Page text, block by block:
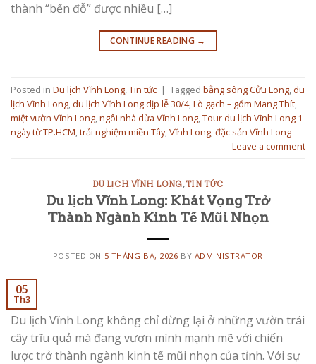
thành “bến đỗ” được nhiều […]
CONTINUE READING →
Posted in Du lịch Vĩnh Long,Tin tức | Tagged bằng sông Cửu Long, du
lịch Vĩnh Long, du lịch Vĩnh Long dịp lễ 30/4,Lò gạch – gốm Mang Thít,
miệt vườn Vĩnh Long,ngôi nhà dừa Vĩnh Long,Tour du lịch Vĩnh Long 1
ngày từ TP.HCM,trải nghiệm miền Tây,Vĩnh Long,đặc sản Vĩnh Long
Leave a comment
DU LỊCH VĨNH LONG,TIN TỨC
Du lịch Vĩnh Long: Khát Vọng Trở
Thành Ngành Kinh Tế Mũi Nhọn
POSTED ON 5 THÁNG BA, 2026 BY ADMINISTRATOR
05
Th3
Du lịch Vĩnh Long không chỉ dừng lại ở những vườn trái
cây trĩu quả mà đang vươn mình mạnh mẽ với chiến
lược trở thành ngành kinh tế mũi nhọn của tỉnh. Với sự